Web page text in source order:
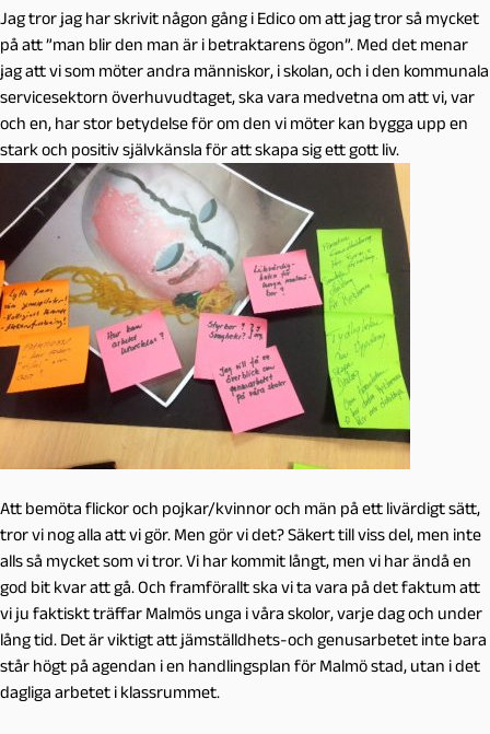
Jag tror jag har skrivit någon gång i Edico om att jag tror så mycket
på att ”man blir den man är i betraktarens ögon”. Med det menar
jag att vi som möter andra människor, i skolan, och i den kommunala
servicesektorn överhuvudtaget, ska vara medvetna om att vi, var
och en, har stor betydelse för om den vi möter kan bygga upp en
stark och positiv självkänsla för att skapa sig ett gott liv.
Att bemöta flickor och pojkar/kvinnor och män på ett livärdigt sätt,
tror vi nog alla att vi gör. Men gör vi det? Säkert till viss del, men inte
alls så mycket som vi tror. Vi har kommit långt, men vi har ändå en
god bit kvar att gå. Och framförallt ska vi ta vara på det faktum att
vi ju faktiskt träffar Malmös unga i våra skolor, varje dag och under
lång tid. Det är viktigt att jämställdhets-och genusarbetet inte bara
står högt på agendan i en handlingsplan för Malmö stad, utan i det
dagliga arbetet i klassrummet.